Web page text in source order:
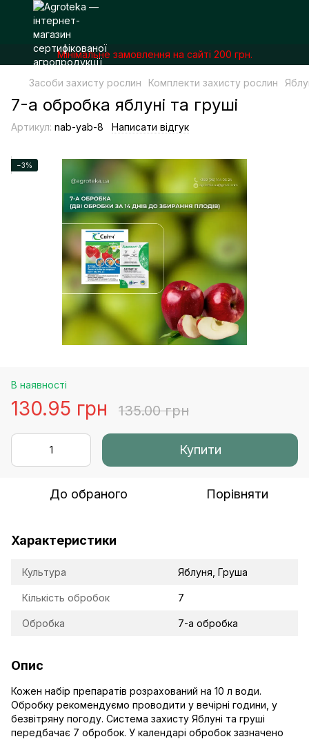
Мінімальне замовлення на сайті 200 грн.
Засоби захисту рослин Комплекти захисту рослин
7-а обробка яблуні та груші
Артикул: nab-yab-8 Написати відгук
−3%
В наявності
130.95 грн 135.00 грн
Купити
До обраного Порівняти
Характеристики
Культура Яблуня, Груша
Кількість обробок 7
Обробка 7-а обробка
Опис
Кожен набір препаратів розрахований на 10 л води.
Обробку рекомендуємо проводити у вечірні години, у
безвітряну погоду. Система захисту Яблуні та груші
передбачає 7 обробок. У календарі обробок зазначено